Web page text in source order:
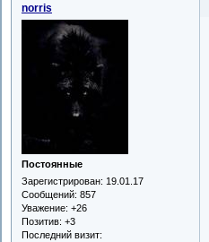
norris
Постоянные
Зарегистрирован: 19.01.17
Сообщений: 857
Уважение: +26
Позитив: +3
Последний визит: